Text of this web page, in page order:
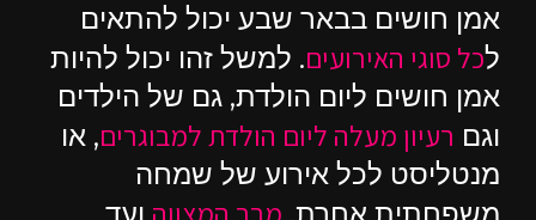
אמן חושים בבאר שבע יכול להתאים
לכל סוגי האירועים. למשל זהו יכול להיות
אמן חושים ליום הולדת, גם של הילדים
וגם רעיון מעלה ליום הולדת למבוגרים, או
מנטליסט לכל אירוע של שמחה